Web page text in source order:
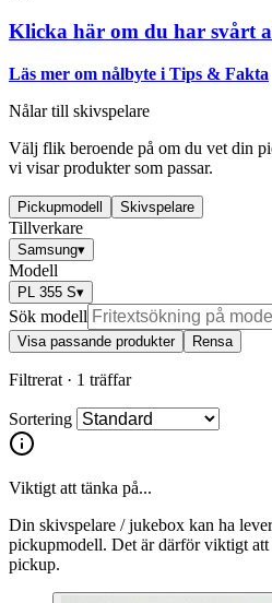
Klicka här om du har svårt
Läs mer om nålbyte i Tips & Fakta
Nålar till skivspelare
Välj flik beroende på om du vet din
vi visar produkter som passar.
Pickupmodell Skivspelare
Tillverkare
Samsung▾
Modell
PL 355 S▾
Sök modell
Visa passande produkter Rensa
Filtrerat · 1 träffar
Sortering
Viktigt att tänka på...
Din skivspelare / jukebox kan ha
pickupmodell. Det är därför viktigt
pickup.